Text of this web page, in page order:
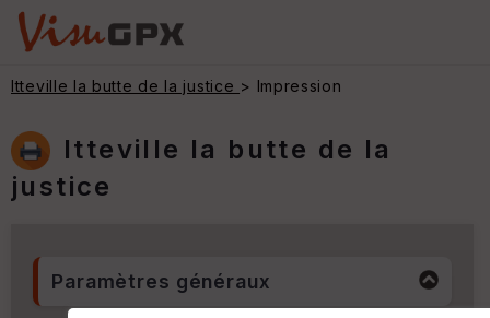
Itteville la butte de la justice > Impression
Itteville la butte de la
justice
Paramètres généraux